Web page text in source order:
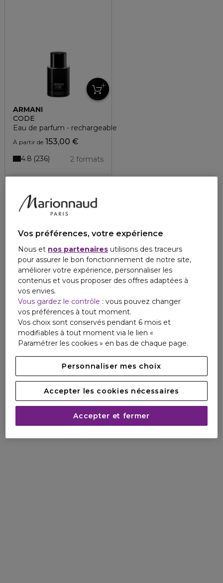
ARMANI
CODE
Eau de parfum - rechargeable
À partir de 153,00 €
2 formats
4.8 236
Vos préférences, votre expérience
Nous et nos partenaires utilisons des traceurs
pour assurer le bon fonctionnement de notre site,
améliorer votre expérience, personnaliser les
contenus et vous proposer des offres adaptées à
vos envies.
Vous gardez le contrôle : vous pouvez changer
vos préférences à tout moment.
Vos choix sont conservés pendant 6 mois et
modifiables à tout moment via le lien «
Paramétrer les cookies » en bas de chaque page.
Personnaliser mes choix
Accepter les cookies nécessaires
Accepter et fermer